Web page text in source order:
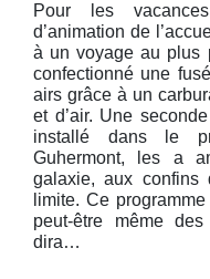
Pour les
d’animation de
à un voyage au plus
confectionné une
airs grâce à un
et d’air. Une
installé dans le
Guhermont, les a
galaxie, aux confins
limite. Ce
peut-être même
dira…